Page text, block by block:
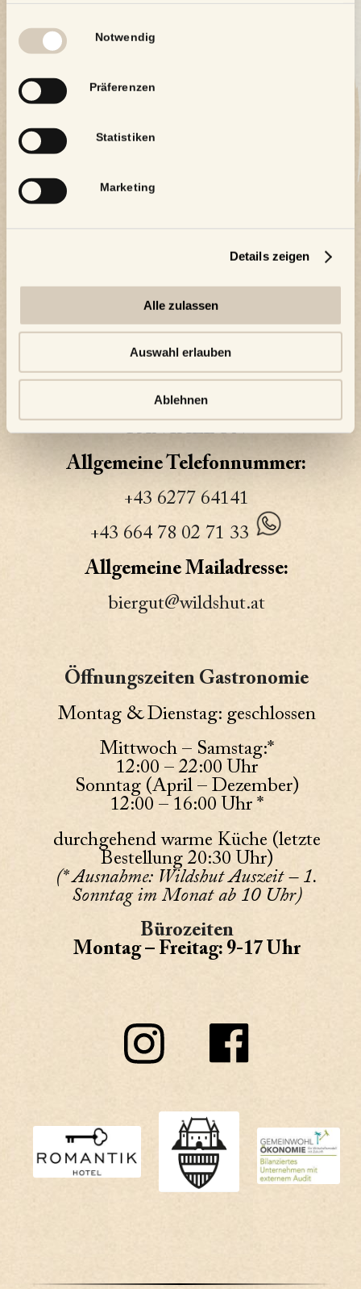
Notwendig
Präferenzen
Statistiken
Marketing
Details zeigen
Alle zulassen
Auswahl erlauben
Ablehnen
Adresse:
STIEGL-GUT WILDSHUT
WILDSHUT 8, 5120 ST.
PANTALEON
Allgemeine Telefonnummer:
+43 6277 64141
+43 664 78 02 71 33
Allgemeine Mailadresse:
biergut@wildshut.at
Öffnungszeiten Gastronomie
Montag & Dienstag: geschlossen
Mittwoch – Samstag:*
12:00 – 22:00 Uhr
Sonntag (April – Dezember)
12:00 – 16:00 Uhr *
durchgehend warme Küche (letzte
Bestellung 20:30 Uhr)
(* Ausnahme: Wildshut Auszeit – 1.
Sonntag im Monat ab 10 Uhr)
Bürozeiten
Montag – Freitag: 9-17 Uhr